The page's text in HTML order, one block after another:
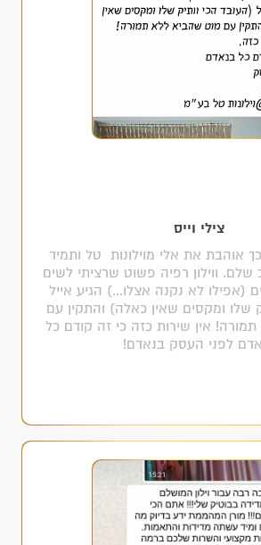
צילי וייס
אוהבת את אלי מוילונות טל ותמיד
שלם. ווילון רפיה פשוט שרציתי לשים
(אפילו לא נקנה אצלו...) הגיע אייל
שלו ומקסים שאין כאלה) והתקין עם
אין שירות כזה כי זה קודם כל
לפני העסק בנאדם!